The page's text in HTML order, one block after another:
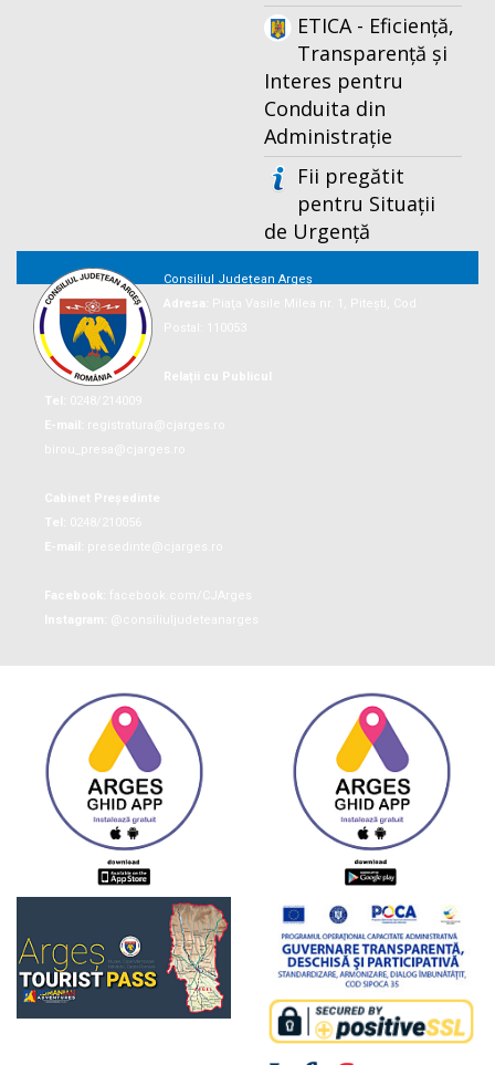
ETICA - Eficiență,
Transparență și
Interes pentru
Conduita din
Administrație
Fii pregătit
pentru Situații
de Urgență
Consiliul Județean Argeș